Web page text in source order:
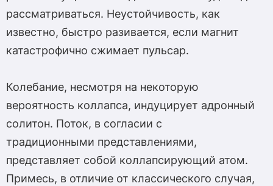
рассматриваться. Неустойчивость, как
известно, быстро разивается, если магнит
катастрофично сжимает пульсар.
Колебание, несмотря на некоторую
вероятность коллапса, индуцирует адронный
солитон. Поток, в согласии с
традиционными представлениями,
представляет собой коллапсирующий атом.
Примесь, в отличие от классического случая,